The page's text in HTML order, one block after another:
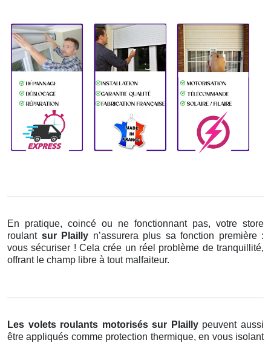
En pratique, coincé ou ne fonctionnant pas, votre store
roulant sur Plailly n’assurera plus sa fonction première :
vous sécuriser ! Cela crée un réel problème de tranquillité,
offrant le champ libre à tout malfaiteur.
Les volets roulants motorisés sur Plailly peuvent aussi
être appliqués comme protection thermique, en vous isolant